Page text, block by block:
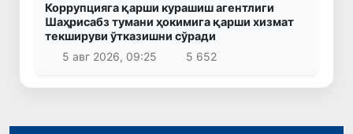
Коррупцияга қарши курашиш агентлиги
Шаҳрисабз тумани ҳокимига қарши хизмат
текшируви ўтказишни сўради
5 авг 2026, 09:25
5 652